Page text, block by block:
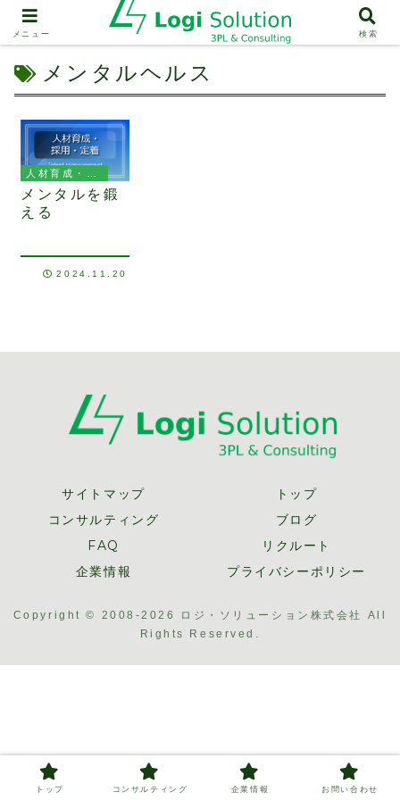
メンタルヘルス
メンタルを鍛
える
2024.11.20
サイトマップ
トップ
コンサルティング
ブログ
FAQ
リクルート
企業情報
プライバシーポリシー
Copyright © 2008-2026 ロジ・ソリューション株式会社 All
Rights Reserved.
メニュー 検索
トップ コンサルティング 企業情報 お問い合わせ